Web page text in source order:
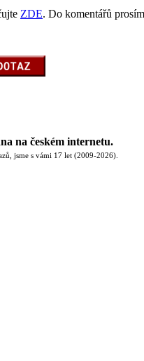
ZDE. Do komentářů
na českém internetu.
jsme s vámi 17 let (2009-2026).